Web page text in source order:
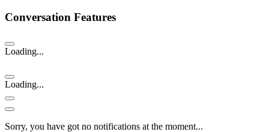
Conversation Features
Loading...
Loading...
Sorry, you have got no notifications at the moment...